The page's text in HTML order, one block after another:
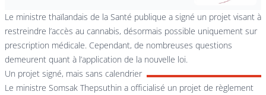
Le ministre thaïlandais de la Santé publique a signé un projet visant à
restreindre l’accès au cannabis, désormais possible uniquement sur
prescription médicale. Cependant, de nombreuses questions
demeurent quant à l’application de la nouvelle loi.
Un projet signé, mais sans calendrier
Le ministre Somsak Thepsuthin a officialisé un projet de règlement